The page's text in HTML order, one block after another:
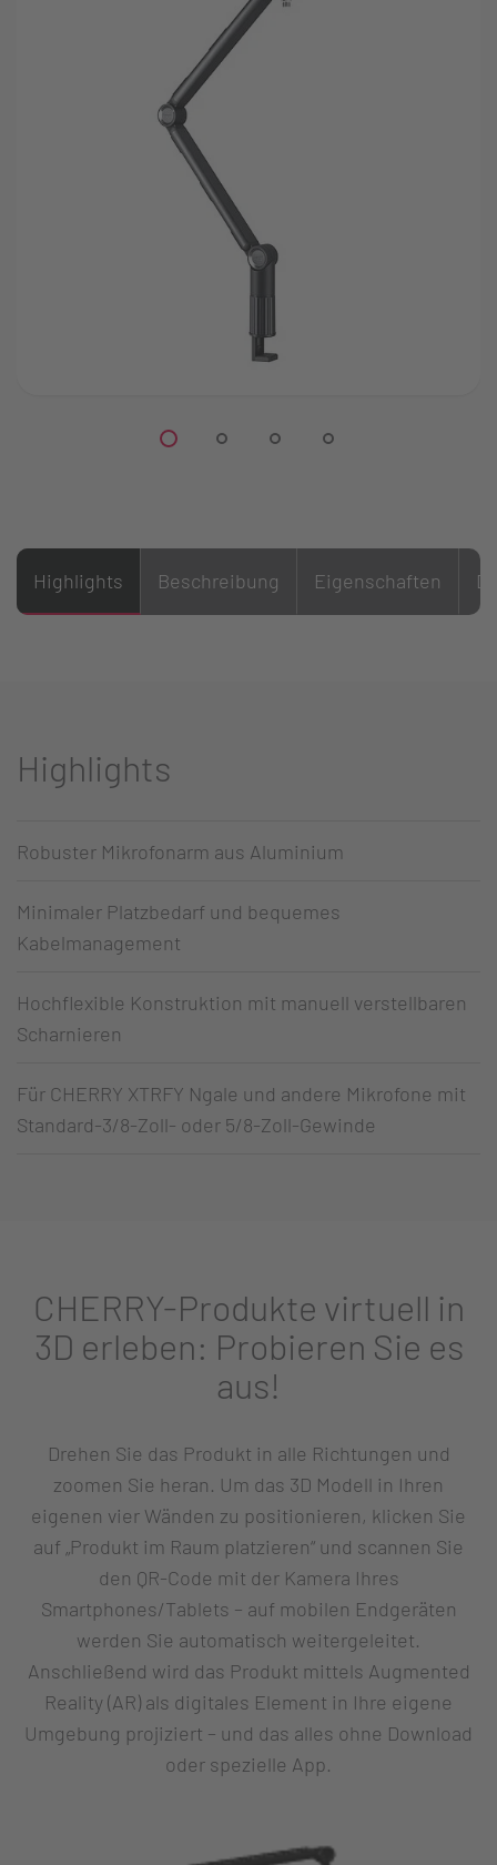
Highlights Beschreibung Eigenschaften
Highlights
Robuster Mikrofonarm aus Aluminium
Minimaler Platzbedarf und bequemes
Kabelmanagement
Hochflexible Konstruktion mit manuell verstellbaren
Scharnieren
Für CHERRY XTRFY Ngale und andere Mikrofone mit
Standard-3/8-Zoll- oder 5/8-Zoll-Gewinde
CHERRY-Produkte virtuell in
3D erleben: Probieren Sie es
aus!
Drehen Sie das Produkt in alle Richtungen und
zoomen Sie heran. Um das 3D Modell in Ihren
eigenen vier Wänden zu positionieren, klicken Sie
auf „Produkt im Raum platzieren“ und scannen Sie
den QR-Code mit der Kamera Ihres
Smartphones/Tablets – auf mobilen Endgeräten
werden Sie automatisch weitergeleitet.
Anschließend wird das Produkt mittels Augmented
Reality (AR) als digitales Element in Ihre eigene
Umgebung projiziert – und das alles ohne Download
oder spezielle App.